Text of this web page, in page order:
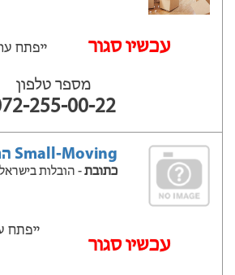
‫עכשיו סגור ייפתח עוד
מספר טלפון
255-00-22
Small-Moving הובלות קטנות
כתובת- הובלות בישראל
‫עכשיו סגור